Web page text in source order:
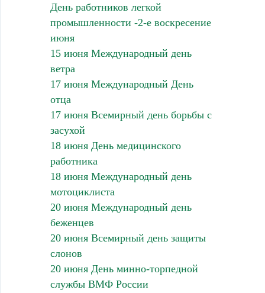
День работников легкой
промышленности -2-е воскресение
июня
15 июня Международный день
ветра
17 июня Международный День
отца
17 июня Всемирный день борьбы с
засухой
18 июня День медицинского
работника
18 июня Международный день
мотоциклиста
20 июня Международный день
беженцев
20 июня Всемирный день защиты
слонов
20 июня День минно-торпедной
службы ВМФ России